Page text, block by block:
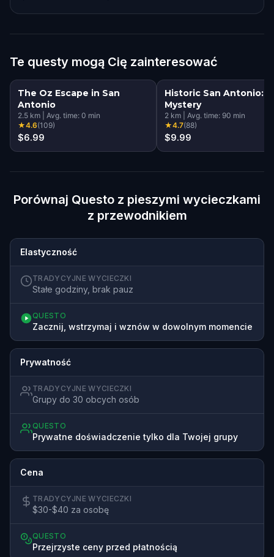
Te questy mogą Cię zainteresować
The Oz Escape in San
Antonio
2.5 km Avg. time: 0 min
★4.6(109)
$6.99
Historic San Antonio:
Mystery
2 km Avg. time: 90 min
★4.7(88)
$9.99
Porównaj Questo z pieszymi wycieczkami
z przewodnikiem
Elastyczność
TRADYCYJNE WYCIECZKI
Stałe godziny, brak pauz
QUESTO
Zacznij, wstrzymaj i wznów w dowolnym momencie
Prywatność
TRADYCYJNE WYCIECZKI
Grupy do 30 obcych osób
QUESTO
Prywatne doświadczenie tylko dla Twojej grupy
Cena
TRADYCYJNE WYCIECZKI
$30-$40 za osobę
QUESTO
Przejrzyste ceny przed płatnością